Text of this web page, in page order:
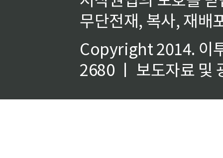
무단전재, 복사, 재배
Copyright 2014. 이
2680 ㅣ 보도자료